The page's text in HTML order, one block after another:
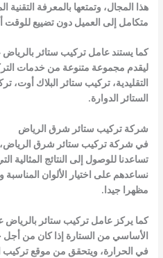
هذا المجال، وتمتعها بالمعرفة التقنية
متكامل إلى العميل دون تضييع للوقت
كما يستند عامل تركيب ستائر بالرياض
ليقدم مجموعة متنوعة من خدمات
التقليدية، تركيب ستائر البلاك أوت،
الستائر الدوارة.
شركة تركيب ستائر شرق الرياض
في شركة تركيب ستائر شرق الرياض،
تساعدنا للوصول إلى النتائج المثالية
نساعدهم على اختيار الألوان
مظهرا جيدا.
كما يركزعامل تركيب ستائر بالرياض
الأساسي من الستارة إذا كان من أجل
في الحرارة، ويتحقق من موقع تركيب